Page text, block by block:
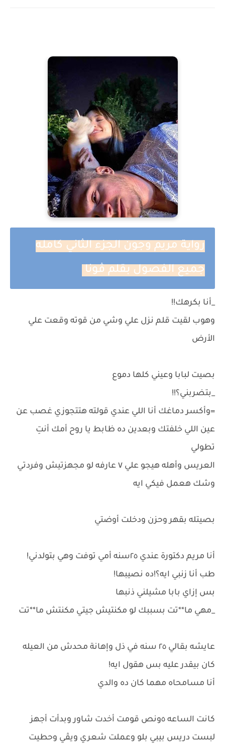
رواية مريم وجون الجزء الثاني كامله
جميع الفصول بقلم ڤونا
_أنا بكرهك!!
وهوب لقيت قلم نزل علي وشي من قوته وقعت علي
الأرض
بصيت لبابا وعيني كلها دموع
_بتضربني؟!!
=وأكسر دماغك أنا اللي عندي قولته هتتجوزي غصب عن
عين اللي خلفتك وبعدين ده ظابط يا روح أمك أنتِ
تطولي
العريس وأهله هيجو علي ٧ عارفه لو مجهزتيش وفردتي
وشك هعمل فيكي ايه
بصيتله بقهر وحزن ودخلت أوضتي
أنا مريم دكتورة عندي ٢٥سنه أمي توفت وهي بتولدني!
طب أنا زنبي ايه؟!ده نصيبها!
بس إزاي بابا مشيلني ذنبها
_مهي ما**تت بسببك لو مكنتيش جيتي مكنتش ما**تت
عايشه بقالي ٢٥ سنه في ذل وإهانة محدش من العيله
كان بيقدر عليه بس هقول ايه!
أنا مسامحاه مهما كان ده والدي
كانت الساعه ٥ونص قومت أخدت شاور وبدأت أجهز
لبست دريس بيبي بلو وعملت شعري ويڤي وحطيت